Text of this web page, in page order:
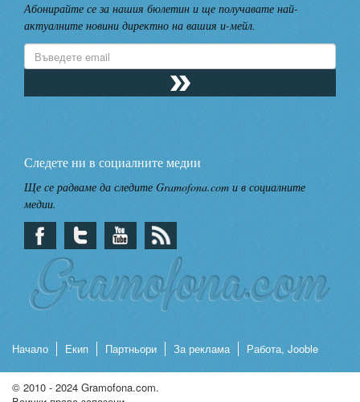
Абонирайте се за нашия бюлетин и ще получавате най-
актуалните новини директно на вашия и-мейл.
Следете ни в социалните медии
Ще се радваме да следите Gramofona.com и в социалните
медии.
Начало Екип Партньори За реклама Работа, Jooble
© 2010 - 2024 Gramofona.com.